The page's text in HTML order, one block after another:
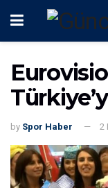
by Spor Haber 2